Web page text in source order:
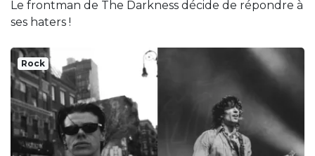
Le frontman de The Darkness décide de répondre à
ses haters !
Rock